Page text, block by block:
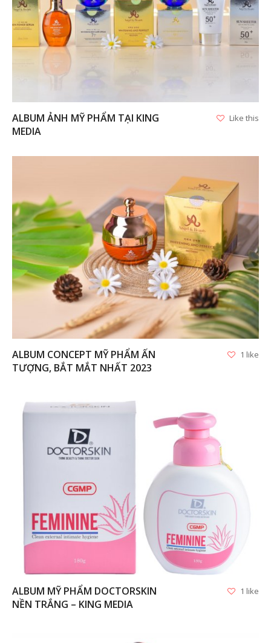
VIEW
ALBUM ẢNH MỸ PHẨM TẠI KING
MEDIA
Like this
VIEW
ALBUM CONCEPT MỸ PHẨM ẤN
TƯỢNG, BẮT MẮT NHẤT 2023
1 like
VIEW
ALBUM MỸ PHẨM DOCTORSKIN
NỀN TRẮNG – KING MEDIA
1 like